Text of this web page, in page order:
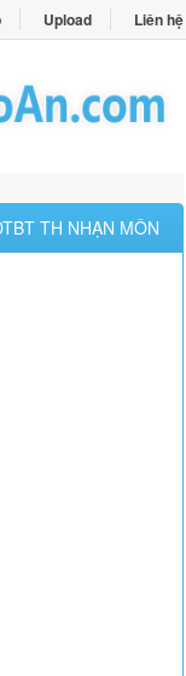
Upload Liên hệ
TH NHẠN MÔN